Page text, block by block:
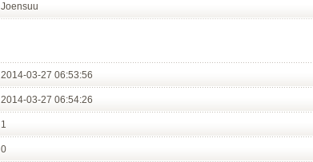
Joensuu
2014-03-27 06:53:56
2014-03-27 06:54:26
1
0